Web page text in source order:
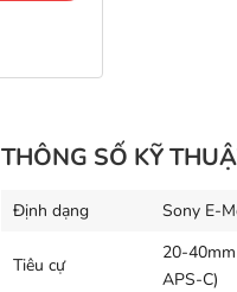
THÔNG SỐ KỸ
Định dạng Sony E-
Tiêu cự
20-
APS-C)